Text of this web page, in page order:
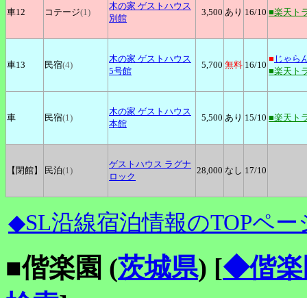
車12 コテージ(1)
木の家 ゲストハウス
別館
3,500 あり 16/10 ■楽天ト
車13 民宿(4)
木の家 ゲストハウス
5号館
5,700 無料 16/10
■ じゃら
■楽天ト
車 民宿(1)
木の家 ゲストハウス
本館
5,500 あり 15/10 ■楽天ト
【閉館】 民泊(1)
ゲストハウス ラグナ
ロック
28,000 なし 17/10
◆SL沿線宿泊情報のTOPペー
■偕楽園 (茨城県) [◆偕楽